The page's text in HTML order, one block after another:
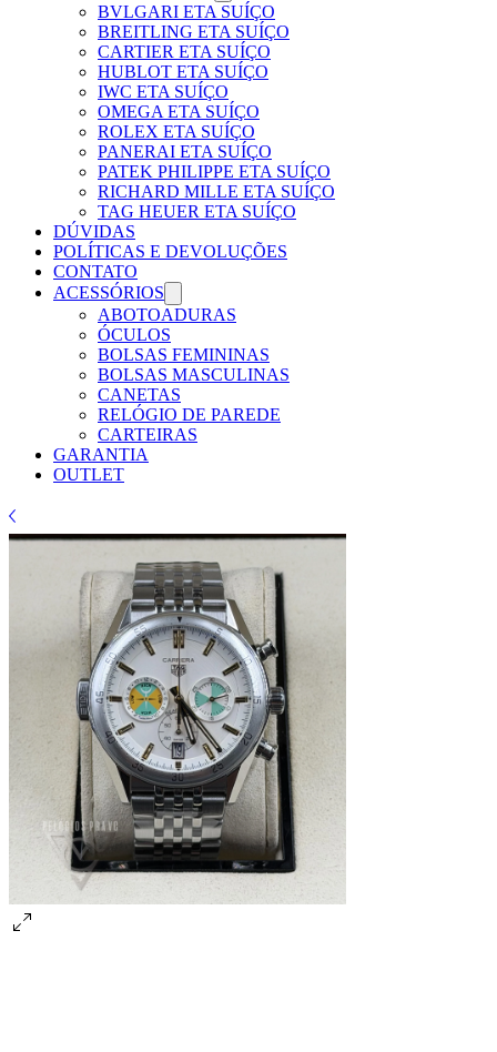
BVLGARI ETA SUÍÇO
BREITLING ETA SUÍÇO
CARTIER ETA SUÍÇO
HUBLOT ETA SUÍÇO
IWC ETA SUÍÇO
OMEGA ETA SUÍÇO
ROLEX ETA SUÍÇO
PANERAI ETA SUÍÇO
PATEK PHILIPPE ETA SUÍÇO
RICHARD MILLE ETA SUÍÇO
TAG HEUER ETA SUÍÇO
DÚVIDAS
POLÍTICAS E DEVOLUÇÕES
CONTATO
ACESSÓRIOS
ABOTOADURAS
ÓCULOS
BOLSAS FEMININAS
BOLSAS MASCULINAS
CANETAS
RELÓGIO DE PAREDE
CARTEIRAS
GARANTIA
OUTLET